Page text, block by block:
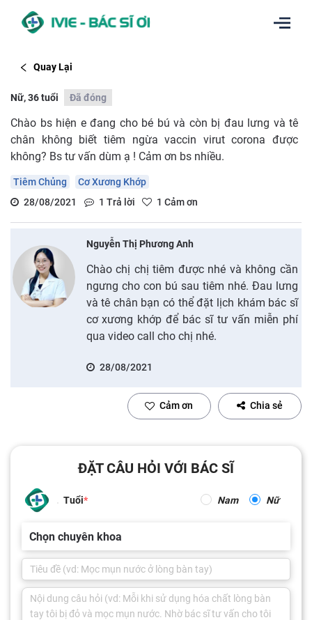
Quay Lại
Nữ, 36 tuổi Đã đóng
Chào bs hiện e đang cho bé bú và còn bị đau lưng và tê
chân không biết tiêm ngừa vaccin virut corona được
không? Bs tư vấn dùm ạ ! Cảm ơn bs nhiều.
Tiêm Chủng
Cơ Xương Khớp
28/08/2021
1 Trả lời 1 Cảm ơn
Nguyễn Thị Phương Anh
Chào chị chị tiêm được nhé và không cần
ngưng cho con bú sau tiêm nhé. Đau lưng
và tê chân bạn có thể đặt lịch khám bác sĩ
cơ xương khớp để bác sĩ tư vấn miễn phí
qua video call cho chị nhé.
28/08/2021
Cảm ơn Chia sẻ
ĐẶT CÂU HỎI VỚI BÁC SĨ
Tuổi Nam Nữ
Chọn chuyên khoa